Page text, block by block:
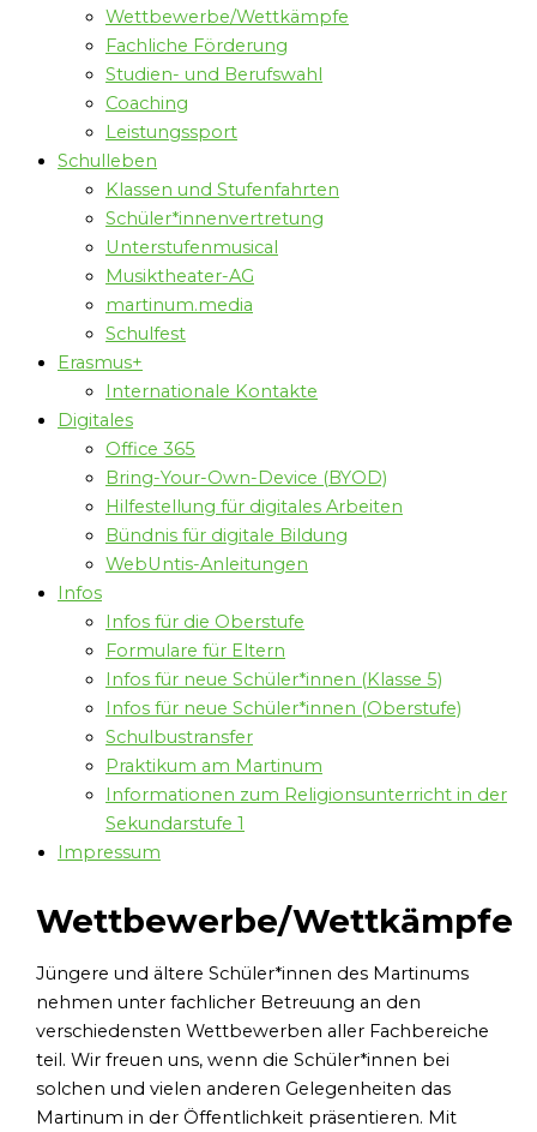
Wettbewerbe/Wettkämpfe
Fachliche Förderung
Studien- und Berufswahl
Coaching
Leistungssport
Schulleben
Klassen und Stufenfahrten
Schüler*innenvertretung
Unterstufenmusical
Musiktheater-AG
martinum.media
Schulfest
Erasmus+
Internationale Kontakte
Digitales
Office 365
Bring-Your-Own-Device (BYOD)
Hilfestellung für digitales Arbeiten
Bündnis für digitale Bildung
WebUntis-Anleitungen
Infos
Infos für die Oberstufe
Formulare für Eltern
Infos für neue Schüler*innen (Klasse 5)
Infos für neue Schüler*innen (Oberstufe)
Schulbustransfer
Praktikum am Martinum
Informationen zum Religionsunterricht in der
Sekundarstufe 1
Impressum
Wettbewerbe/Wettkämpfe
Jüngere und ältere Schüler*innen des Martinums
nehmen unter fachlicher Betreuung an den
verschiedensten Wettbewerben aller Fachbereiche
teil. Wir freuen uns, wenn die Schüler*innen bei
solchen und vielen anderen Gelegenheiten das
Martinum in der Öffentlichkeit präsentieren. Mit